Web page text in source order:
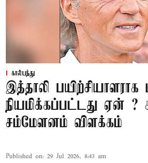
கால்பந்து
இத்தாலி பயிற்சியாளராக
நியமிக்கப்பட்டது ஏன் ?
சம்மேளனம் விளக்கம்
Published on: 29 Jul 2026, 8:43 am